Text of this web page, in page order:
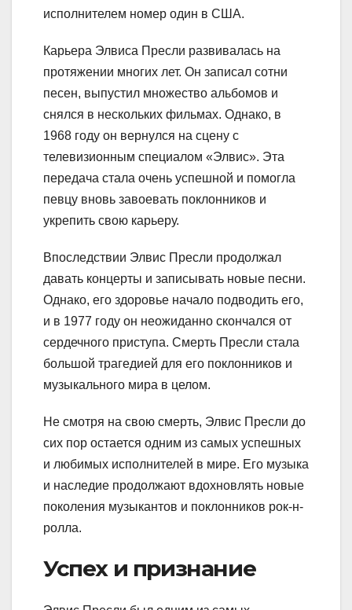
исполнителем номер один в США.
Карьера Элвиса Пресли развивалась на
протяжении многих лет. Он записал сотни
песен, выпустил множество альбомов и
снялся в нескольких фильмах. Однако, в
1968 году он вернулся на сцену с
телевизионным специалом «Элвис». Эта
передача стала очень успешной и помогла
певцу вновь завоевать поклонников и
укрепить свою карьеру.
Впоследствии Элвис Пресли продолжал
давать концерты и записывать новые песни.
Однако, его здоровье начало подводить его,
и в 1977 году он неожиданно скончался от
сердечного приступа. Смерть Пресли стала
большой трагедией для его поклонников и
музыкального мира в целом.
Не смотря на свою смерть, Элвис Пресли до
сих пор остается одним из самых успешных
и любимых исполнителей в мире. Его музыка
и наследие продолжают вдохновлять новые
поколения музыкантов и поклонников рок-н-
ролла.
Успех и признание